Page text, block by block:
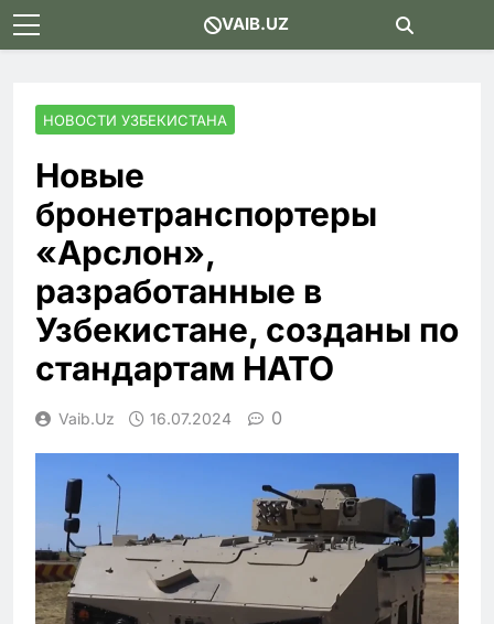
Skip
to
VAIB.UZ
НОВОСТИ УЗБЕКИСТАНА
Новые
бронетранспортеры
«Арслон»,
разработанные в
Узбекистане, созданы по
стандартам НАТО
Vaib.uz 16.07.2024 0